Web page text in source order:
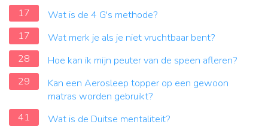
17
Wat is de 4 G's methode?
17
Wat merk je als je niet vruchtbaar bent?
28
Hoe kan ik mijn peuter van de speen afleren?
29
Kan een Aerosleep topper op een gewoon
matras worden gebruikt?
41
Wat is de Duitse mentaliteit?